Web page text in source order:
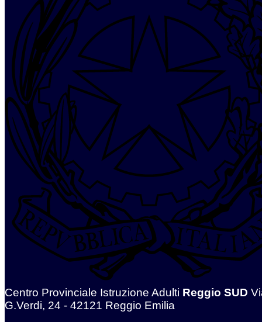
Centro Provinciale Istruzione Adulti Reggio SUD
G.Verdi, 24 - 42121 Reggio Emilia